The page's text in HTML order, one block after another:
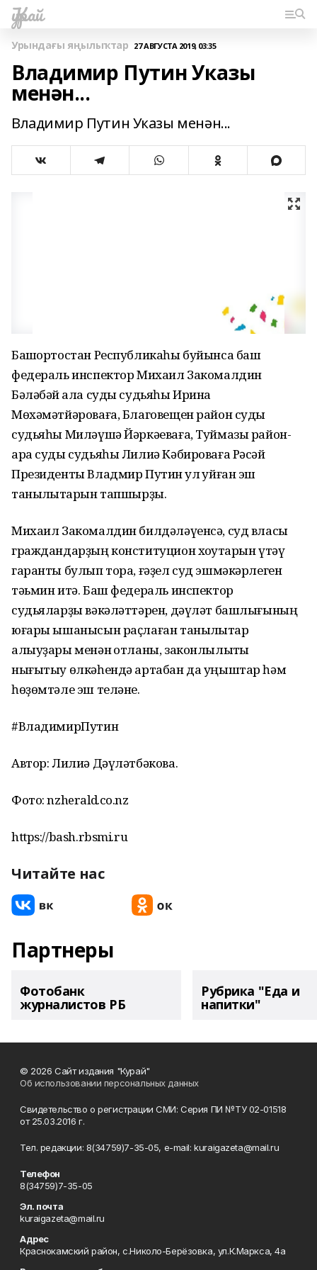
Ҡурай
Урындағы яңылыҡтар 27 АВГУСТА 2019, 03:35
Владимир Путин Указы
менән...
Владимир Путин Указы менән...
Башҡортостан Республикаһы буйынса баш
федераль инспектор Михаил Закомалдин
Бәләбәй ҡала суды судьяһы Ирина
Мөхәмәтйәроваға, Благовещен район суды
судьяһы Миләүшә Йәркәеваға, Туймазы район-
ара суды судьяһы Лилиә Кәбироваға Рәсәй
Президенты Владмир Путин ҡул ҡуйған эш
таныҡлыҡтарын тапшырҙы.
Михаил Закомалдин билдәләүенсә, суд власы
граждандарҙың конституцион хоҡуҡтарын үтәү
гаранты булып тора, ғәҙел суд эшмәкәрлеген
тәьмин итә. Баш федераль инспектор
судьяларҙы вәкәләттәрен, дәүләт башлығының
юғары ышанысын раҫлаған таныҡлыҡтар
алыуҙары менән ҡотланы, законлылыҡты
нығытыу өлкәһендә артабан да уңыштар һәм
һөҙөмтәле эш теләне.
#ВладимирПутин
Автор: Лилиә Дәүләтбәкова.
Фото: nzherald.co.nz
https://bash.rbsmi.ru
Читайте нас
Партнеры
Фотобанк
журналистов РБ
Рубрика "Еда и
напитки"
© 2026 Сайт издания "Курай"
Об использовании персональных данных
Свидетельство о регистрации СМИ: Серия ПИ №ТУ 02-01518
от 25.03.2016 г.
Тел. редакции: 8(34759)7-35-05, e-mail: kuraigazeta@mail.ru
Телефон
8(34759)7-35-05
Эл. почта
kuraigazeta@mail.ru
Адрес
Краснокамский район, с.Николо-Берёзовка, ул.К.Маркса, 4а